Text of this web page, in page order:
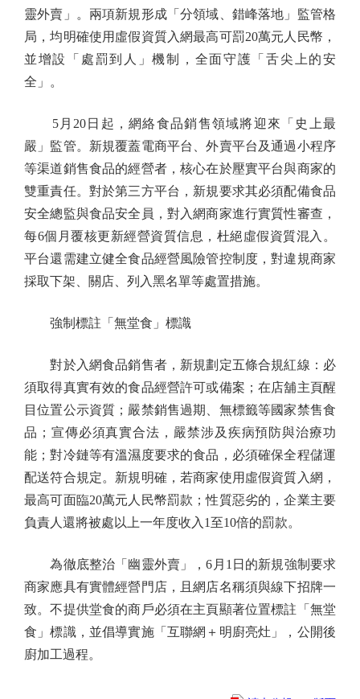
靈外賣」。兩項新規形成「分領域、錯峰落地」監管格
局，均明確使用虛假資質入網最高可罰20萬元人民幣，
並增設「處罰到人」機制，全面守護「舌尖上的安
全」。
5月20日起，網絡食品銷售領域將迎來「史上最
嚴」監管。新規覆蓋電商平台、外賣平台及通過小程序
等渠道銷售食品的經營者，核心在於壓實平台與商家的
雙重責任。對於第三方平台，新規要求其必須配備食品
安全總監與食品安全員，對入網商家進行實質性審查，
每6個月覆核更新經營資質信息，杜絕虛假資質混入。
平台還需建立健全食品經營風險管控制度，對違規商家
採取下架、關店、列入黑名單等處置措施。
強制標註「無堂食」標識
對於入網食品銷售者，新規劃定五條合規紅線：必
須取得真實有效的食品經營許可或備案；在店舖主頁醒
目位置公示資質；嚴禁銷售過期、無標籤等國家禁售食
品；宣傳必須真實合法，嚴禁涉及疾病預防與治療功
能；對冷鏈等有溫濕度要求的食品，必須確保全程儲運
配送符合規定。新規明確，若商家使用虛假資質入網，
最高可面臨20萬元人民幣罰款；性質惡劣的，企業主要
負責人還將被處以上一年度收入1至10倍的罰款。
為徹底整治「幽靈外賣」，6月1日的新規強制要求
商家應具有實體經營門店，且網店名稱須與線下招牌一
致。不提供堂食的商戶必須在主頁顯著位置標註「無堂
食」標識，並倡導實施「互聯網＋明廚亮灶」，公開後
廚加工過程。